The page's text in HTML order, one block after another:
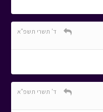
ד' תשרי תשפ"א
ד' תשרי תשפ"א